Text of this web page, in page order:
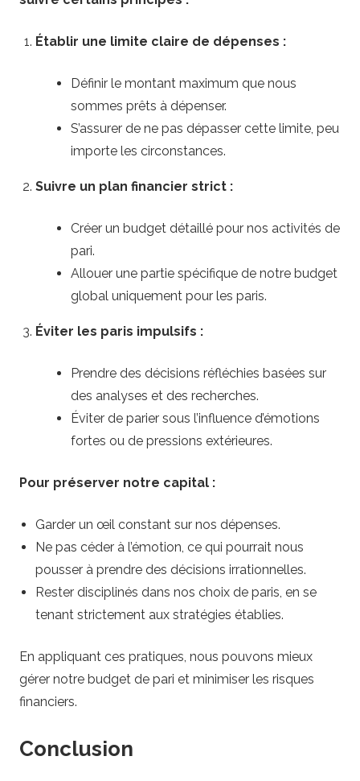
Établir une limite claire de dépenses :
Définir le montant maximum que nous
sommes prêts à dépenser.
S’assurer de ne pas dépasser cette limite, peu
importe les circonstances.
Suivre un plan financier strict :
Créer un budget détaillé pour nos activités de
pari.
Allouer une partie spécifique de notre budget
global uniquement pour les paris.
Éviter les paris impulsifs :
Prendre des décisions réfléchies basées sur
des analyses et des recherches.
Éviter de parier sous l’influence d’émotions
fortes ou de pressions extérieures.
Pour préserver notre capital :
Garder un œil constant sur nos dépenses.
Ne pas céder à l’émotion, ce qui pourrait nous
pousser à prendre des décisions irrationnelles.
Rester disciplinés dans nos choix de paris, en se
tenant strictement aux stratégies établies.
En appliquant ces pratiques, nous pouvons mieux
gérer notre budget de pari et minimiser les risques
financiers.
Conclusion